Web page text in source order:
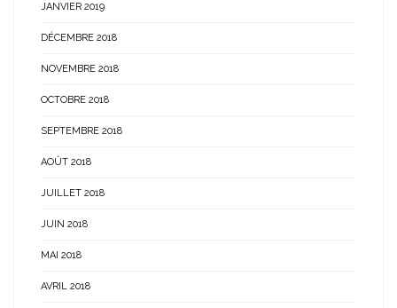
JANVIER 2019
DÉCEMBRE 2018
NOVEMBRE 2018
OCTOBRE 2018
SEPTEMBRE 2018
AOÛT 2018
JUILLET 2018
JUIN 2018
MAI 2018
AVRIL 2018